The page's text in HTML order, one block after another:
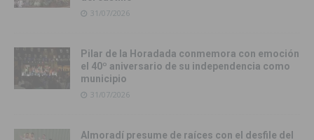
31/07/2026
Pilar de la Horadada conmemora con emoción
el 40º aniversario de su independencia como
municipio
31/07/2026
Almoradí presume de raíces con el desfile del